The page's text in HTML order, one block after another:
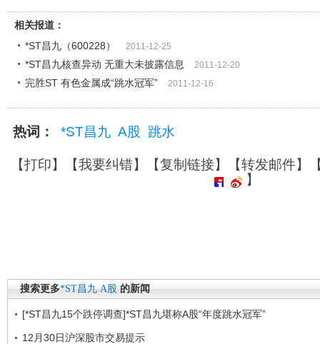
相关报道：
*ST昌九（600228）
2011-12-25
*ST昌九核查异动 无重大未披露信息 2011-12-20
完胜ST 有色金属成“跳水冠军” 2011-12-16
热词： *ST昌九 A股 跳水
【打印】【我要纠错】【复制链接】【转发邮件】
】
搜索更多*ST昌九 A股 的新闻
[*ST昌九15个跌停调查]*ST昌九堪称A股“年度跳水冠军”
12月30日沪深股市交易提示